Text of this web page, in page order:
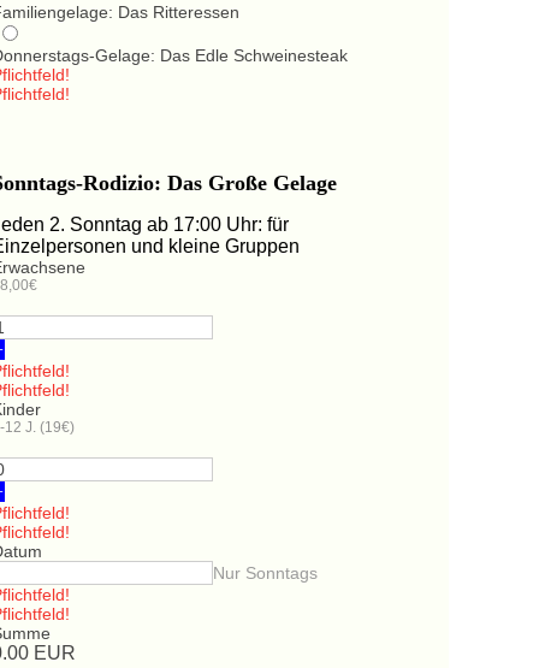
Das Ritteressen
Gelage: Das Edle Schweinesteak
Rodizio: Das Große Gelage
2. Sonntag ab 17:00 Uhr: für
und kleine Gruppen
12 J. (19€)
Nur Sonntags
EUR